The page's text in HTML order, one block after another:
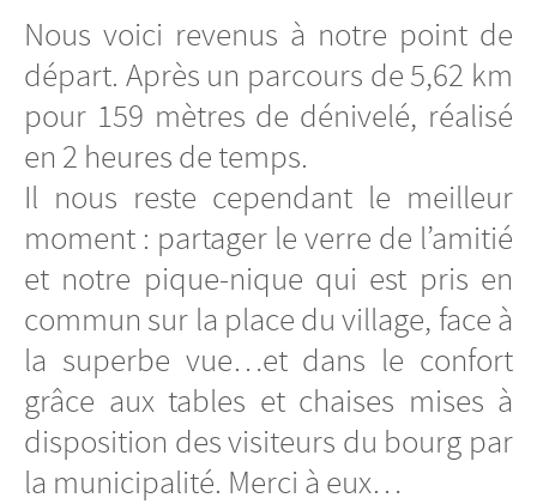
Nous voici revenus à notre point de
départ. Après un parcours de 5,62 km
pour 159 mètres de dénivelé, réalisé
en 2 heures de temps.
Il nous reste cependant le meilleur
moment : partager le verre de l’amitié
et notre pique-nique qui est pris en
commun sur la place du village, face à
la superbe vue…et dans le confort
grâce aux tables et chaises mises à
disposition des visiteurs du bourg par
la municipalité. Merci à eux…